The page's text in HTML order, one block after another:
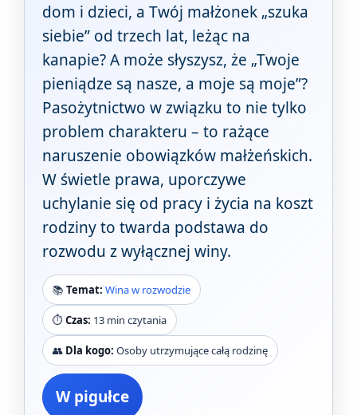
dom i dzieci, a Twój małżonek „szuka
siebie” od trzech lat, leżąc na
kanapie? A może słyszysz, że „Twoje
pieniądze są nasze, a moje są moje”?
Pasożytnictwo w związku to nie tylko
problem charakteru – to rażące
naruszenie obowiązków małżeńskich.
W świetle prawa, uporczywe
uchylanie się od pracy i życia na koszt
rodziny to twarda podstawa do
rozwodu z wyłącznej winy.
📚Temat: Wina w rozwodzie
⏱️ Czas: 13 min czytania
👥 Dla kogo: Osoby utrzymujące całą rodzinę
W pigułce